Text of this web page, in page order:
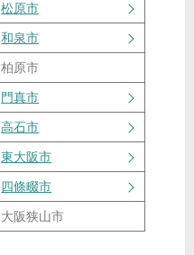
松原市
和泉市
柏原市
門真市
高石市
東大阪市
四條畷市
大阪狭山市